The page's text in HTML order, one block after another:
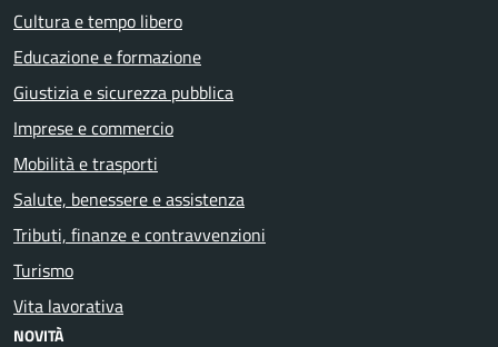
Cultura e tempo libero
Educazione e formazione
Giustizia e sicurezza pubblica
Imprese e commercio
Mobilità e trasporti
Salute, benessere e assistenza
Tributi, finanze e contravvenzioni
Turismo
Vita lavorativa
NOVITÀ